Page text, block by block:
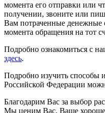
момента его отправки или
получении, звоните или
Вам потраченные денежные
момента обращения на тот
Подробно ознакомиться с
здесь.
Подробно изучить способы
Российской Федерации
Благодарим Вас за выбор
Мы ценим Вас, Ваше